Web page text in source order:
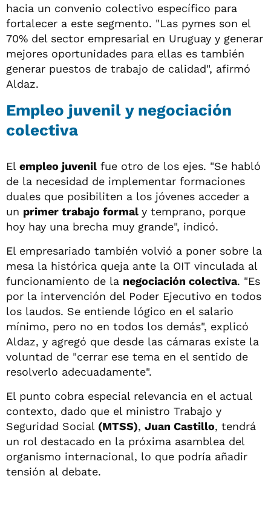
hacia un convenio colectivo específico para
fortalecer a este segmento. "Las pymes son el
70% del sector empresarial en Uruguay y generar
mejores oportunidades para ellas es también
generar puestos de trabajo de calidad", afirmó
Aldaz.
Empleo juvenil y negociación
colectiva
El empleo juvenil fue otro de los ejes. "Se habló
de la necesidad de implementar formaciones
duales que posibiliten a los jóvenes acceder a
un primer trabajo formal y temprano, porque
hoy hay una brecha muy grande", indicó.
El empresariado también volvió a poner sobre la
mesa la histórica queja ante la OIT vinculada al
funcionamiento de la negociación colectiva. "Es
por la intervención del Poder Ejecutivo en todos
los laudos. Se entiende lógico en el salario
mínimo, pero no en todos los demás", explicó
Aldaz, y agregó que desde las cámaras existe la
voluntad de "cerrar ese tema en el sentido de
resolverlo adecuadamente".
El punto cobra especial relevancia en el actual
contexto, dado que el ministro Trabajo y
Seguridad Social (MTSS), Juan Castillo, tendrá
un rol destacado en la próxima asamblea del
organismo internacional, lo que podría añadir
tensión al debate.